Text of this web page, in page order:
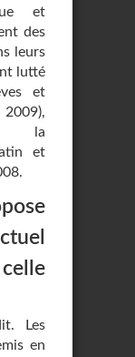
et
des
leurs
lutté
et
la
et
Les
en